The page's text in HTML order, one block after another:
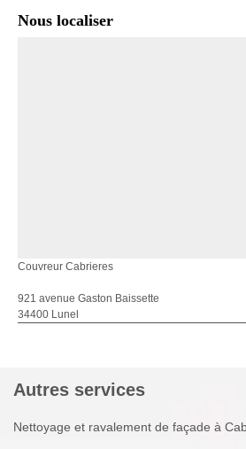
Nous localiser
Couvreur Cabrieres
921 avenue Gaston Baissette
34400 Lunel
Autres services
Nettoyage et ravalement de façade à